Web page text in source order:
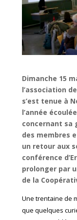
Dimanche 15
l’association
s’est tenue à
l’année
concernant sa
des membres
un retour aux
conférence
prolonger par
de la
Une trentaine de
que quelques